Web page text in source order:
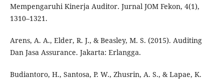
Mempengaruhi Kinerja Auditor. Jurnal JOM Fekon, 4(1),
1310–1321.
Arens, A. A., Elder, R. J., & Beasley, M. S. (2015). Auditing
Dan Jasa Assurance. Jakarta: Erlangga.
Budiantoro, H., Santosa, P. W., Zhusrin, A. S., & Lapae, K.